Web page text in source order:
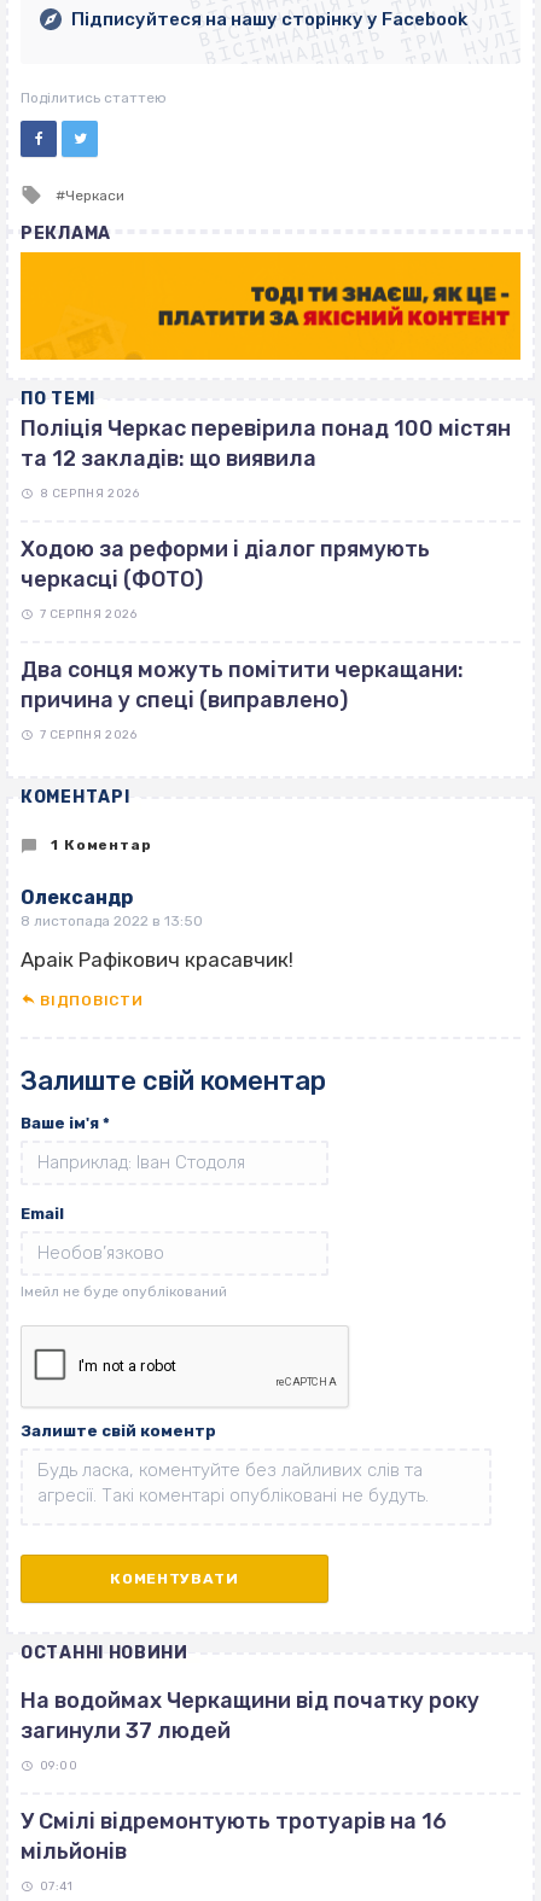
ВІСІМНАДЦЯТЬ ТРИ НУЛІ
ВІСІМНАДЦЯТЬ ТРИ НУЛІ
ВІСІМНАДЦЯТЬ ТРИ НУЛІ
ВІСІМНАДЦЯТЬ ТРИ НУЛІ
Підписуйтеся на нашу сторінку у Facebook
Поділитись статтею
Tagged
Черкаси
РЕКЛАМА
ПО ТЕМІ
Поліція Черкас перевірила понад 100 містян
та 12 закладів: що виявила
8 СЕРПНЯ 2026
Ходою за реформи і діалог прямують
черкасці (ФОТО)
7 СЕРПНЯ 2026
Два сонця можуть помітити черкащани:
причина у спеці (виправлено)
7 СЕРПНЯ 2026
КОМЕНТАРІ
1 Коментар
Олександр
8 листопада 2022 в 13:50
Араік Рафікович красавчик!
ВІДПОВІCТИ
Залиште свій коментар
Ваше ім'я *
Email
Залиште свій коментр
ОСТАННІ НОВИНИ
На водоймах Черкащини від початку року
загинули 37 людей
09:00
У Смілі відремонтують тротуарів на 16
мільйонів
07:41